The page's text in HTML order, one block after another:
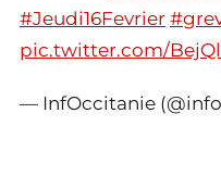
#Jeudi16Fevrier
pic.twitter.com/
— InfOccitanie